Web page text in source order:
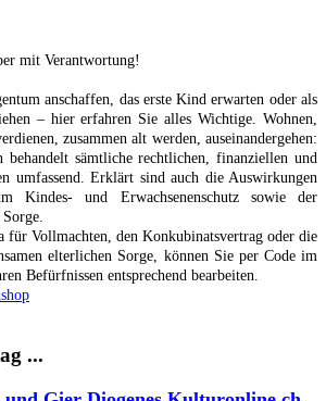
mit Verantwortung!
anschaffen, das erste Kind erwarten oder als
– hier erfahren Sie alles Wichtige. Wohnen,
zusammen alt werden, auseinandergehen:
behandelt sämtliche rechtlichen, finanziellen und
umfassend. Erklärt sind auch die Auswirkungen
Kindes- und Erwachsenenschutz sowie der
für Vollmachten, den Konkubinatsvertrag oder die
elterlichen Sorge, können Sie per Code im
Befürfnissen entsprechend bearbeiten.
...